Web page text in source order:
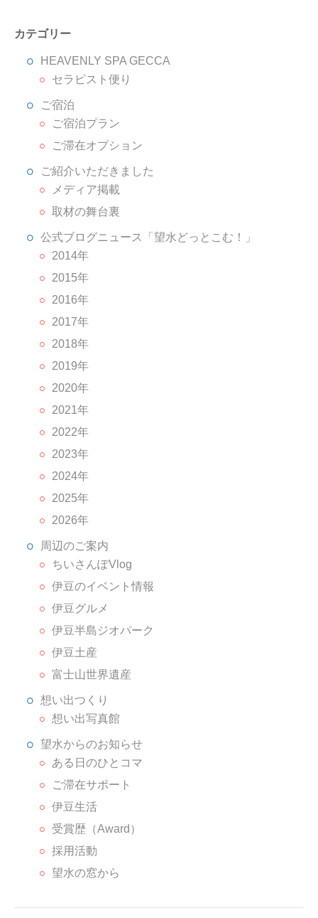
カテゴリー
HEAVENLY SPA GECCA
セラピスト便り
ご宿泊
ご宿泊プラン
ご滞在オプション
ご紹介いただきました
メディア掲載
取材の舞台裏
公式ブログニュース「望水どっとこむ！」
2014年
2015年
2016年
2017年
2018年
2019年
2020年
2021年
2022年
2023年
2024年
2025年
2026年
周辺のご案内
ちいさんぽVlog
伊豆のイベント情報
伊豆グルメ
伊豆半島ジオパーク
伊豆土産
富士山世界遺産
想い出つくり
想い出写真館
望水からのお知らせ
ある日のひとコマ
ご滞在サポート
伊豆生活
受賞歴（Award）
採用活動
望水の窓から